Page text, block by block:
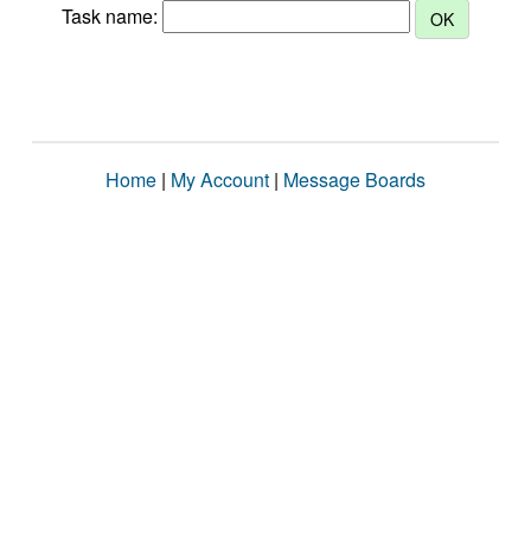
Task name:
Home | My Account | Message Boards